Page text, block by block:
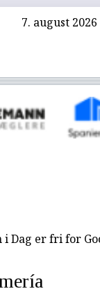
7. august 2026
i Dag er fri for